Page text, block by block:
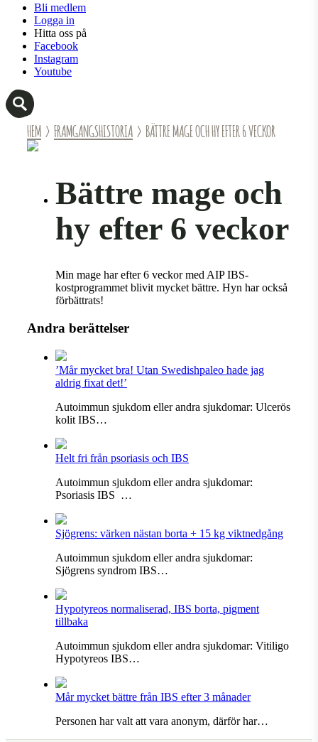
Bli medlem
Logga in
Hitta oss på
Facebook
Instagram
Youtube
HEM › FRAMGANGSHISTORIA › BÄTTRE MAGE OCH HY EFTER 6 VECKOR
Bättre mage och
hy efter 6 veckor
Min mage har efter 6 veckor med AIP IBS-
kostprogrammet blivit mycket bättre. Hyn har också
förbättrats!
Andra berättelser
’Mår mycket bra! Utan Swedishpaleo hade jag
aldrig fixat det!’
Autoimmun sjukdom eller andra sjukdomar: Ulcerös
kolit IBS…
Helt fri från psoriasis och IBS
Autoimmun sjukdom eller andra sjukdomar:
Psoriasis IBS …
Sjögrens: värken nästan borta + 15 kg viktnedgång
Autoimmun sjukdom eller andra sjukdomar:
Sjögrens syndrom IBS…
Hypotyreos normaliserad, IBS borta, pigment
tillbaka
Autoimmun sjukdom eller andra sjukdomar: Vitiligo
Hypotyreos IBS…
Mår mycket bättre från IBS efter 3 månader
Personen har valt att vara anonym, därför har…